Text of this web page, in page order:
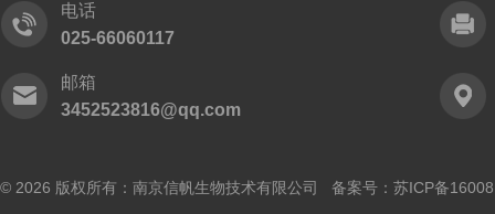
电话
025-66060117
邮箱
3452523816@qq.com
© 2026 版权所有：南京信帆生物技术有限公司 备案号： 苏ICP备